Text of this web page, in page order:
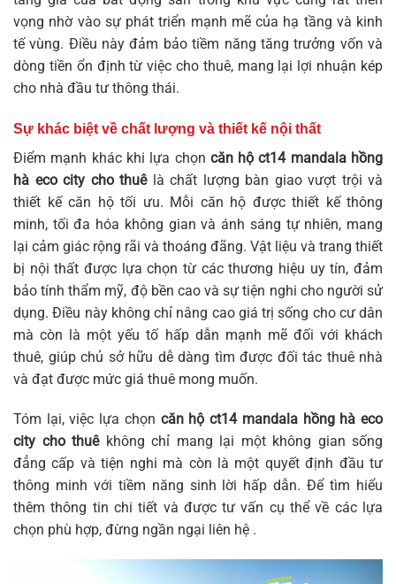
vọng nhờ vào sự phát triển mạnh mẽ của hạ tầng và kinh
tế vùng. Điều này đảm bảo tiềm năng tăng trưởng vốn và
dòng tiền ổn định từ việc cho thuê, mang lại lợi nhuận kép
cho nhà đầu tư thông thái.
Sự khác biệt về chất lượng và thiết kế nội thất
Điểm mạnh khác khi lựa chọn căn hộ ct14 mandala hồng
hà eco city cho thuêlà chất lượng bàn giao vượt trội và
thiết kế căn hộ tối ưu. Mỗi căn hộ được thiết kế thông
minh, tối đa hóa không gian và ánh sáng tự nhiên, mang
lại cảm giác rộng rãi và thoáng đãng. Vật liệu và trang thiết
bị nội thất được lựa chọn từ các thương hiệu uy tín, đảm
bảo tính thẩm mỹ, độ bền cao và sự tiện nghi cho người sử
dụng. Điều này không chỉ nâng cao giá trị sống cho cư dân
mà còn là một yếu tố hấp dẫn mạnh mẽ đối với khách
thuê, giúp chủ sở hữu dễ dàng tìm được đối tác thuê nhà
và đạt được mức giá thuê mong muốn.
Tóm lại, việc lựa chọn căn hộ ct14 mandala hồng hà eco
city cho thuêkhông chỉ mang lại một không gian sống
đẳng cấp và tiện nghi mà còn là một quyết định đầu tư
thông minh với tiềm năng sinh lời hấp dẫn. Để tìm hiểu
thêm thông tin chi tiết và được tư vấn cụ thể về các lựa
chọn phù hợp, đừng ngần ngại liên hệ .